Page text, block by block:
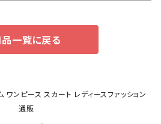
一覧に戻る
ンピース スカート レディースファッション
通販